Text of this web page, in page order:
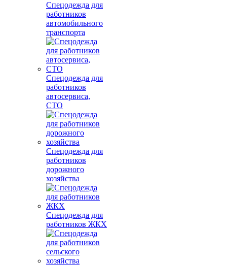
Спецодежда для
работников
автомобильного
транспорта
Спецодежда для
работников
автосервиса,
СТО
Спецодежда для
работников
дорожного
хозяйства
Спецодежда для
работников ЖКХ